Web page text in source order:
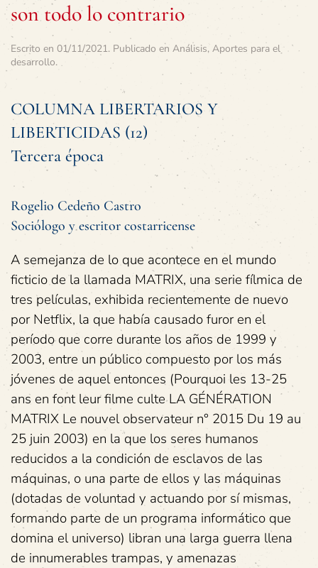
son todo lo contrario
Escrito en 01/11/2021. Publicado en Análisis, Aportes para el
desarrollo.
COLUMNA LIBERTARIOS Y
LIBERTICIDAS (12)
Tercera época
Rogelio Cedeño Castro
Sociólogo y escritor costarricense
A semejanza de lo que acontece en el mundo
ficticio de la llamada MATRIX, una serie fílmica de
tres películas, exhibida recientemente de nuevo
por Netflix, la que había causado furor en el
período que corre durante los años de 1999 y
2003, entre un público compuesto por los más
jóvenes de aquel entonces (Pourquoi les 13-25
ans en font leur filme culte LA GÉNÉRATION
MATRIX Le nouvel observateur n° 2015 Du 19 au
25 juin 2003) en la que los seres humanos
reducidos a la condición de esclavos de las
máquinas, o una parte de ellos y las máquinas
(dotadas de voluntad y actuando por sí mismas,
formando parte de un programa informático que
domina el universo) libran una larga guerra llena
de innumerables trampas, y amenazas